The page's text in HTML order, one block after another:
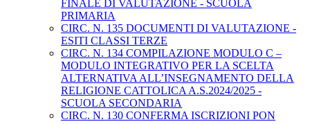
FINALE DI VALUTAZIONE - SCUOLA
PRIMARIA
CIRC. N. 135 DOCUMENTI DI VALUTAZIONE -
ESITI CLASSI TERZE
CIRC. N. 134 COMPILAZIONE MODULO C –
MODULO INTEGRATIVO PER LA SCELTA
ALTERNATIVA ALL’INSEGNAMENTO DELLA
RELIGIONE CATTOLICA A.S.2024/2025 -
SCUOLA SECONDARIA
CIRC. N. 130 CONFERMA ISCRIZIONI PON